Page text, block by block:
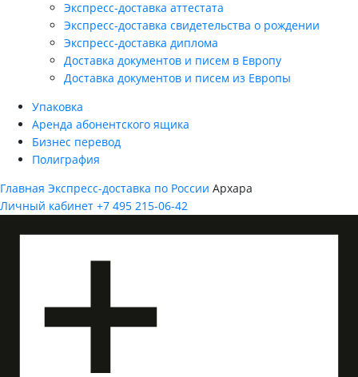
Экспресс-доставка аттестата
Экспресс-доставка свидетельства о рождении
Экспресс-доставка диплома
Доставка документов и писем в Европу
Доставка документов и писем из Европы
Упаковка
Аренда абонентского ящика
Бизнес перевод
Полиграфия
Главная Экспресс-доставка по России Архара
Личный кабинет +7 495 215-06-42